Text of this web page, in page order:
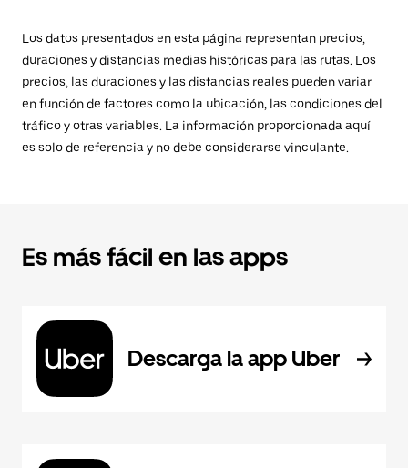
Los datos presentados en esta página representan precios,
duraciones y distancias medias históricas para las rutas. Los
precios, las duraciones y las distancias reales pueden variar
en función de factores como la ubicación, las condiciones del
tráfico y otras variables. La información proporcionada aquí
es solo de referencia y no debe considerarse vinculante.
Es más fácil en las apps
Descarga la app Uber